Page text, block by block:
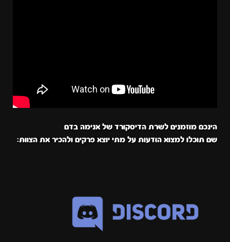
הינכם מוזמנים לשרת הדיסקורד של אנימה בדם
שם תוכלו למצוא הודעות על מתי יוצא פרקים ולהכיר את הצוות: